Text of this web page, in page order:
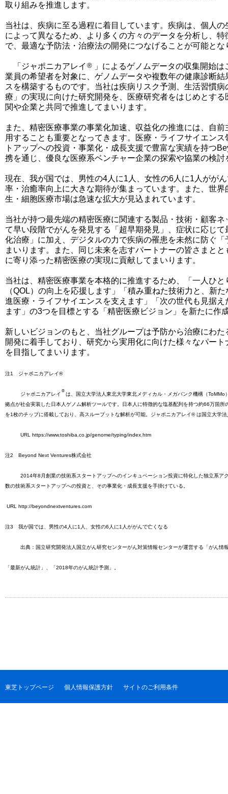
取り組みを推進します。
当社は、疾病に至る過程に着目しています。疾病は、個人
によって異なるため、より多くの方々のデータを分析し、
で、最適な予防法・治療法の開発につなげることが可能とな
「ジャポニカアレイ ® 」によるゲノムデータの収集開始
業員の希望者を対象に、ゲノムデータや複数年の健康診断
スを構築するものです。当社は疾病リスク予測、生活習慣
療」の実現に向けた研究開発を、医療研究者をはじめとす
関や企業と共同で推進してまいります。
また、精密医療事業の事業化加速、収益化の推進には、自
用することも重要となってきます。医療・ライフサイエン
トアップへの投資・事業化・成長支援で豊富な実績を持つ
携を通じ、優良な医療系ベンチャー企業の探索や協業の検
現在、我が国では、男性の4人に1人、女性の6人に1人がが
率・治癒率向上に大きな期待が集まっています。また、世
生・細胞医療市場は急速な拡大が見込まれています。
当社が持つ最先端の精密医療に関連する製品・技術・顧客
て早い段階でがんを発見する「超早期発見」、症状に応じ
化治療」に加え、デジタルの力で疾病の罹患を未然に防ぐ
まいります。また、同じ未来を志すパートナーの皆さまと
に寄り添った精密医療の実現に貢献してまいります。
当社は、精密医療事業を本格的に推進するため、「一人ひ
（QOL）の向上を応援します」「積み重ねた技術力と、新
進医療・ライフサイエンスを支えます」「次の世代も見据
ます」の3つを目標とする「精密医療ビジョン」を新たに作
新しいビジョンのもと、当社グループは予防から治療にわ
開発に着手しており、研究から実用化に向けた様々なパー
を目指してまいります。
注1 ジャポニカアレイ®
ジャポニカアレイ
®
は、国立大学法人東北大学東北メディカル・メガバンク機構（
拠点が社会実装した日本人ゲノム解析ツールです。日本人に特徴的な塩基配列を持つ約66万箇
を1枚のチップに搭載しており、高スループットな解析が可能。ジャポニカアレイ® は国立大学
URL https://www.toshiba.co.jp/genome/typing/index.htm
注2 Beyond Next Ventures株式会社
2014年8月創業の技術系スタートアップへのインキュベーション投資に特化した独立系アク
数の技術系スタートアップへの投資と、その事業化・成長支援を手掛けている。
URL http://beyondnextventures.com
注3 我が国では、男性の4人に1人、女性の6人に1人ががんで亡くなる
出典：国立研究開発法人国立がん研究センターがん対策情報センターが運営する「がん情
「最新がん統計」、「2018年のがん統計予測」。
東芝トップページ 個人情報保護方針 サイトのご利用条件